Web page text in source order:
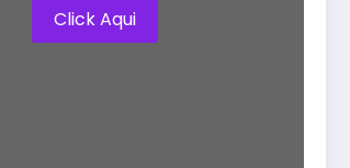
Click Aqui